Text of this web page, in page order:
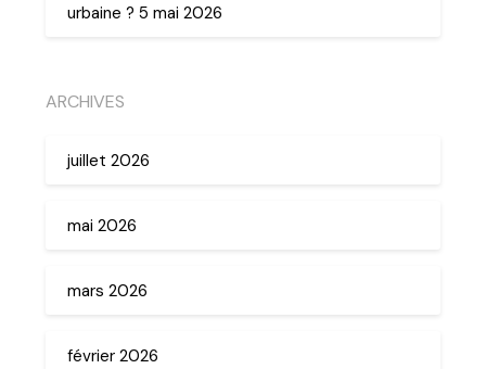
urbaine ? 5 mai 2026
ARCHIVES
juillet 2026
mai 2026
mars 2026
février 2026